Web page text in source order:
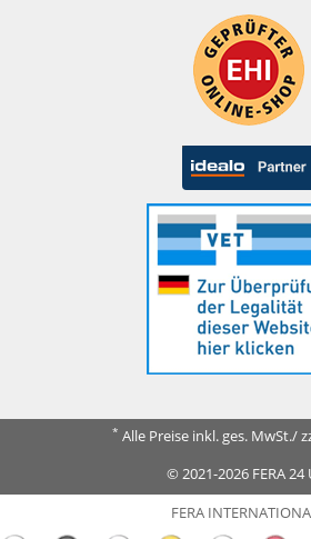
* Alle Preise inkl. ges. MwSt./
© 2021-2026 FERA 24
FERA